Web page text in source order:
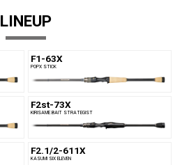
LINEUP
F1-63X
POPX STICK
F2st-73X
KIRISAME BAIT STRATEGIST
F2.1/2-611X
KASUMI SIX ELEVEN